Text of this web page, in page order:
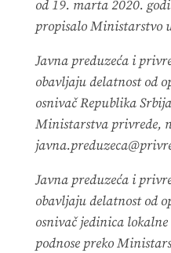
od 19. marta 2020.
propisalo Ministarstvo
Javna preduzeća i
obavljaju delatnost od
osnivač Republika
Ministarstva privrede,
Javna preduzeća i
obavljaju delatnost od
osnivač jedinica
podnose preko